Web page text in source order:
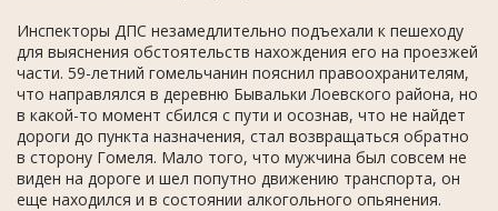
Инспекторы ДПС незамедлительно подъехали к пешеходу
для выяснения обстоятельств нахождения его на проезжей
части. 59-летний гомельчанин пояснил правоохранителям,
что направлялся в деревню Бывальки Лоевского района, но
в какой-то момент сбился с пути и осознав, что не найдет
дороги до пункта назначения, стал возвращаться обратно
в сторону Гомеля. Мало того, что мужчина был совсем не
виден на дороге и шел попутно движению транспорта, он
еще находился и в состоянии алкогольного опьянения.